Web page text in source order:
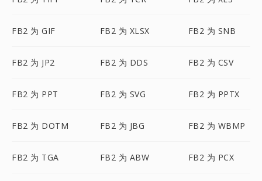
FB2 为 GIF FB2 为 XLSX FB2 为 SNB
FB2 为 JP2 FB2 为 DDS FB2 为 CSV
FB2 为 PPT FB2 为 SVG FB2 为 PPTX
FB2 为 DOTM FB2 为 JBG FB2 为 WBMP
FB2 为 TGA FB2 为 ABW FB2 为 PCX